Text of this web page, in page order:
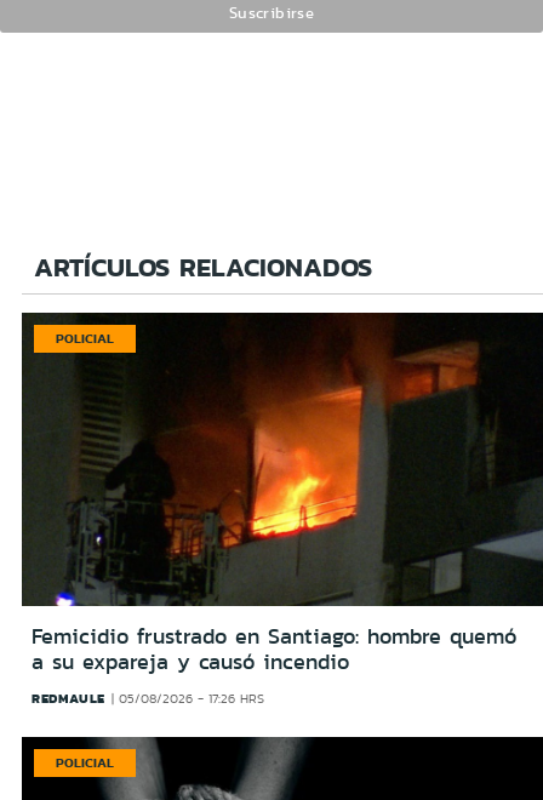
ARTÍCULOS RELACIONADOS
POLICIAL
Femicidio frustrado en Santiago: hombre quemó
a su expareja y causó incendio
REDMAULE 05/08/2026 - 17:26 HRS
POLICIAL